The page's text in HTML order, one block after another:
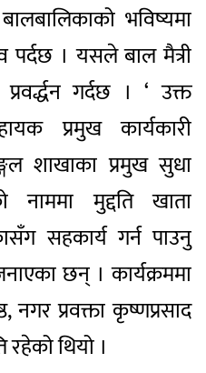
भविष्यमा
पर्दछ । यसले बाल मैत्री
गर्दछ । ‘ उक्त
प्रमुख कार्यकारी
शाखाका प्रमुख सुधा
नाममा मुद्दति खाता
सहकार्य गर्न पाउनु
छन् । कार्यक्रममा
नगर प्रवक्ता कृष्णप्रसाद
थियो ।